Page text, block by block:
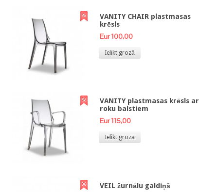
VANITY CHAIR plastmasas
krēsls
Eur 100,00
Ielikt grozā
VANITY plastmasas krēsls ar
roku balstiem
Eur 115,00
Ielikt grozā
VEIL žurnālu galdiņš